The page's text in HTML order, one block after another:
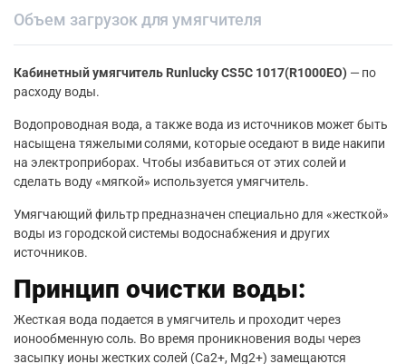
Объем загрузок для умягчителя
Кабинетный умягчитель Runlucky CS5C 1017(R1000EO)— по
расходу воды.
Водопроводная вода, а также вода из источников может быть
насыщена тяжелыми солями, которые оседают в виде накипи
на электроприборах. Чтобы избавиться от этих солей и
сделать воду «мягкой» используется умягчитель.
Умягчающий фильтр предназначен специально для «жесткой»
воды из городской системы водоснабжения и других
источников.
Принцип очистки воды:
Жесткая вода подается в умягчитель и проходит через
ионообменную соль. Во время проникновения воды через
засыпку ионы жестких солей (Ca2+, Mg2+) замещаются